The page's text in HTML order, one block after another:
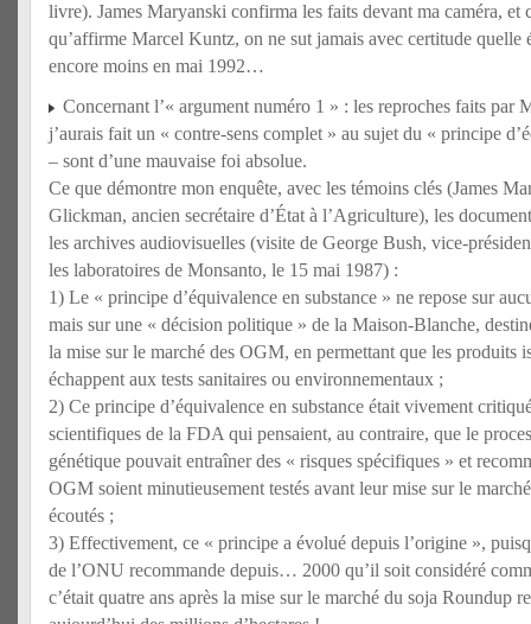
livre). James Maryanski confirma les faits devant ma caméra, et
qu’affirme Marcel Kuntz, on ne sut jamais avec certitude quelle
encore moins en mai 1992…
Concernant l’« argument numéro 1 » : les reproches faits par
j’aurais fait un « contre-sens complet » au sujet du « principe
– sont d’une mauvaise foi absolue.
Ce que démontre mon enquête, avec les témoins clés (James
Glickman, ancien secrétaire d’État à l’Agriculture), les
les archives audiovisuelles (visite de George Bush, vice-
les laboratoires de Monsanto, le 15 mai 1987) :
1) Le « principe d’équivalence en substance » ne repose sur
mais sur une « décision politique » de la Maison-Blanche,
la mise sur le marché des OGM, en permettant que les produits
échappent aux tests sanitaires ou environnementaux ;
2) Ce principe d’équivalence en substance était vivement
scientifiques de la FDA qui pensaient, au contraire, que le
génétique pouvait entraîner des « risques spécifiques » et
OGM soient minutieusement testés avant leur mise sur le
écoutés ;
3) Effectivement, ce « principe a évolué depuis l’origine »,
de l’ONU recommande depuis… 2000 qu’il soit considéré
c’était quatre ans après la mise sur le marché du soja Roundup